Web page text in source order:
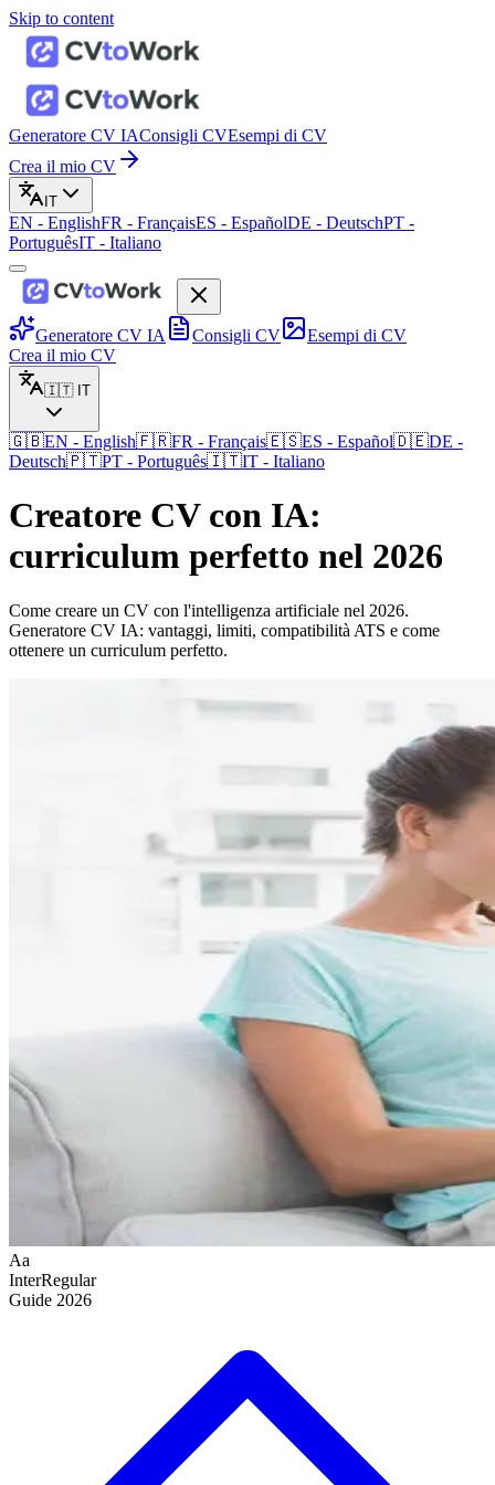
Skip to content
Generatore CV IAConsigli CVEsempi di CV
Crea il mio CV
IT
EN - EnglishFR - FrançaisES - EspañolDE - DeutschPT -
PortuguêsIT - Italiano
Generatore CV IA Consigli CV
Esempi di CV
Crea il mio CV
🇮🇹 IT
🇬🇧EN - English🇫🇷FR - Français🇪🇸ES - Español🇩🇪DE -
Deutsch🇵🇹PT - Português🇮🇹IT - Italiano
Creatore CV con IA:
curriculum perfetto nel 2026
Come creare un CV con l'intelligenza artificiale nel 2026.
Generatore CV IA: vantaggi, limiti, compatibilità ATS e come
ottenere un curriculum perfetto.
Aa
InterRegular
Guide 2026